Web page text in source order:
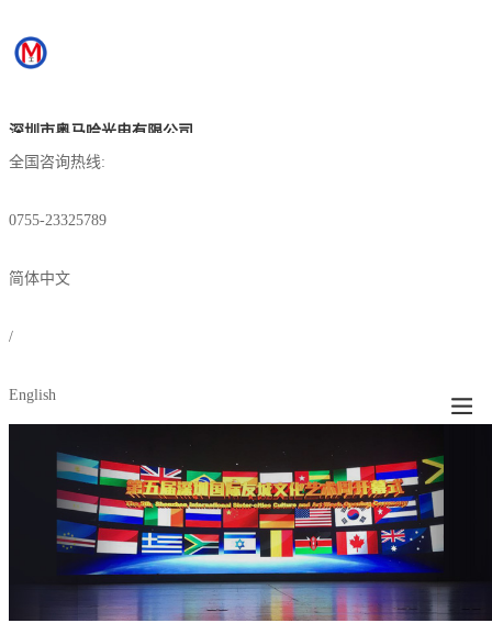
深圳市奥马哈光电有限公司
全国咨询热线:
0755-23325789
简体中文
/
English